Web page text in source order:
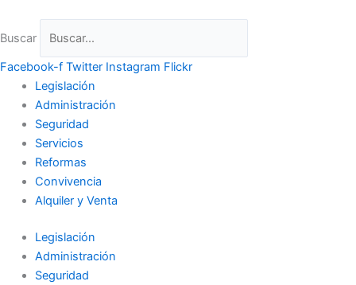
contenido
Buscar
Facebook-f Twitter Instagram Flickr
Legislación
Administración
Seguridad
Servicios
Reformas
Convivencia
Alquiler y Venta
Legislación
Administración
Seguridad